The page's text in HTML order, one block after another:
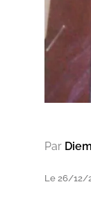
Par
Le 26/12/